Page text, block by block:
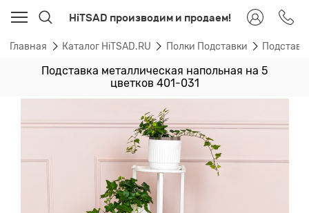
HiTSAD производим и продаем!
Главная Каталог HiTSAD.RU Полки Подставки
Подставка металлическая напольная на 5
цветков 401-031